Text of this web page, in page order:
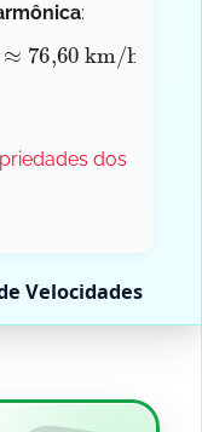
:
dos
Velocidades